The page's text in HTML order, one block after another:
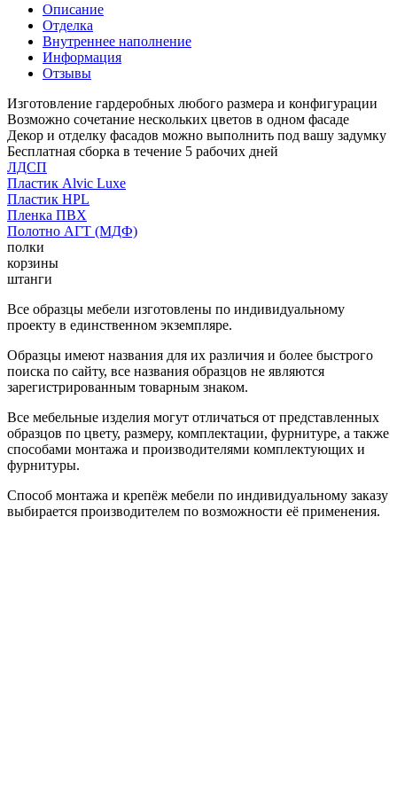
Описание
Отделка
Внутреннее наполнение
Информация
Отзывы
Изготовление гардеробных любого размера и конфигурации
Возможно сочетание нескольких цветов в одном фасаде
Декор и отделку фасадов можно выполнить под вашу задумку
Бесплатная сборка в течение 5 рабочих дней
ЛДСП
Пластик Alvic Luxe
Пластик HPL
Пленка ПВХ
Полотно АГТ (МДФ)
полки
корзины
штанги
Все образцы мебели изготовлены по индивидуальному
проекту в единственном экземпляре.
Образцы имеют названия для их различия и более быстрого
поиска по сайту, все названия образцов не являются
зарегистрированным товарным знаком.
Все мебельные изделия могут отличаться от представленных
образцов по цвету, размеру, комплектации, фурнитуре, а также
способами монтажа и производителями комплектующих и
фурнитуры.
Способ монтажа и крепёж мебели по индивидуальному заказу
выбирается производителем по возможности её применения.